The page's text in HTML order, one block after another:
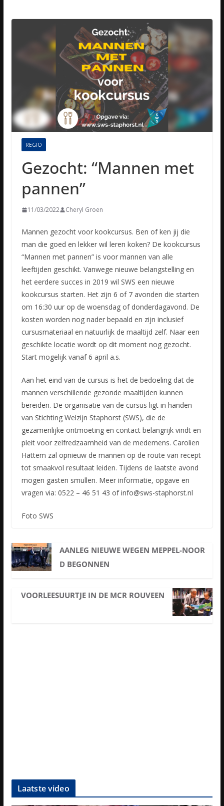
REGIO
Gezocht: “Mannen met
pannen”
11/03/2022 Cheryl Groen
Mannen gezocht voor kookcursus. Ben of ken jij die
man die goed en lekker wil leren koken? De kookcursus
“Mannen met pannen” is voor mannen van alle
leeftijden geschikt. Vanwege nieuwe belangstellingen
het eerdere succes in 2019 wil SWS een nieuwe
kookcursus starten. Het zijn 6 of 7 avonden die starten
om 16:30 uur op de woensdag of donderdagavond. De
kosten worden nog nader bepaald en zijn inclusief
cursusmateriaal en natuurlijk de maaltijd zelf. Naar een
geschikte locatie wordt op dit moment nog gezocht.
Start mogelijk vanaf 6 april a.s.
Aan het eind van de cursus is het de bedoeling dat de
mannen verschillende gezonde maaltijden kunnen
bereiden. De organisatie van de cursus ligt in handen
van Stichting Welzijn Staphorst (SWS), die de
gezamenlijke ontmoeting en contact belangrijk vindt en
pleit voor zelfredzaamheid van de medemens. Carolien
Hattem zal opnieuw de mannen op de route van recept
tot smaakvol resultaat leiden. Tijdens de laatste avond
mogen gasten smullen. Meer informatie, opgave en
vragen via: 0522 – 46 51 43 of info@sws-staphorst.nl
Foto SWS
AANLEG NIEUWE WEGEN MEPPEL-NOOR
D BEGONNEN
VOORLEESUURTJE IN DE MCR ROUVEEN
Laatste video